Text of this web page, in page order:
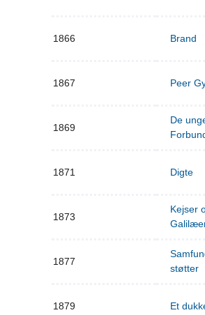
1866 Brand
1867 Peer
1869
De
1871 Digte
1873
Kejser
1877
støtter
1879 Et